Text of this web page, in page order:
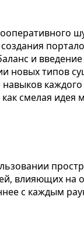
и
новых типов
смелая идея
влияющих
с каждым